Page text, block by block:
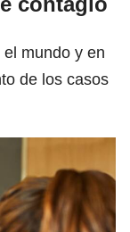
mundo y en
de los casos